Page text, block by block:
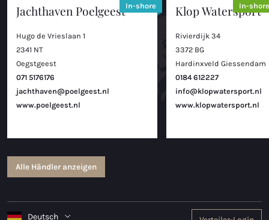
Jachthaven Poelgeest
Hugo de Vrieslaan 1
2341 NT
Oegstgeest
071 5176176
jachthaven@poelgeest.nl
www.poelgeest.nl
In-shore Klop Watersport
Rivierdijk 34
3372 BG
Hardinxveld Giessendam
0184 612227
info@klopwatersport.nl
www.klopwatersport.nl
In-
Alle Händler anzeigen
Deutsch